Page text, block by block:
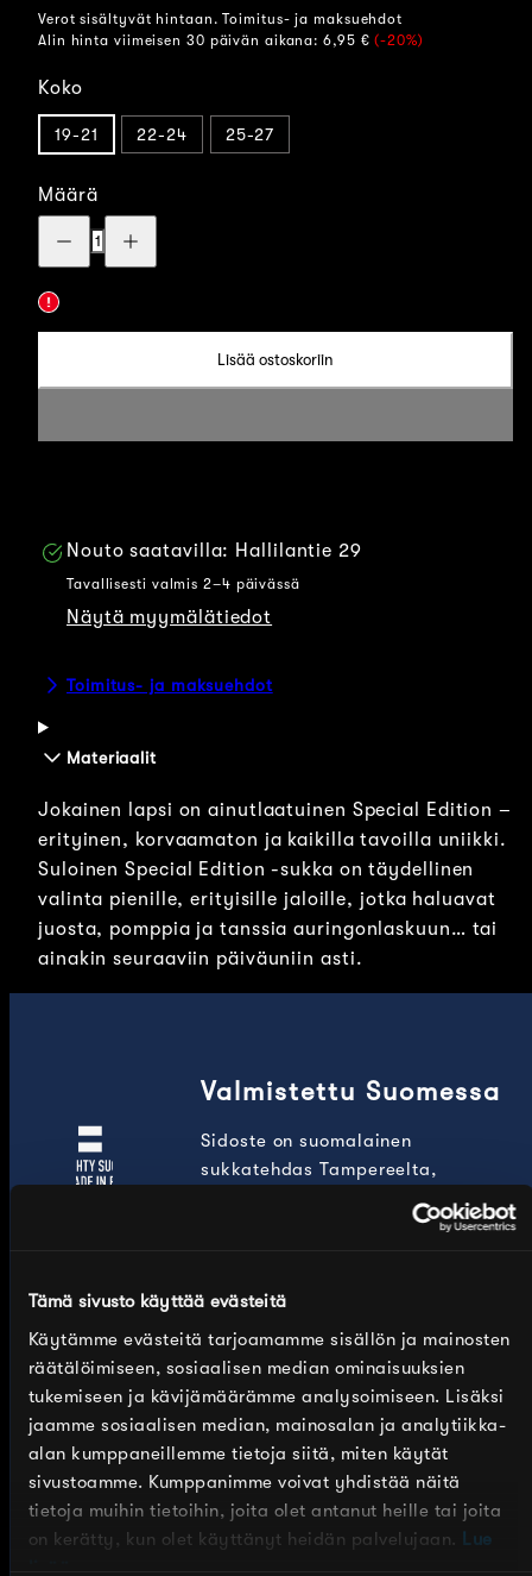
Tämä sivusto käyttää evästeitä
Käytämme evästeitä tarjoamamme sisällön ja mainosten
räätälöimiseen, sosiaalisen median ominaisuuksien
tukemiseen ja kävijämäärämme analysoimiseen. Lisäksi
jaamme sosiaalisen median, mainosalan ja analytiikka-
alan kumppaneillemme tietoja siitä, miten käytät
sivustoamme. Kumppanimme voivat yhdistää näitä
tietoja muihin tietoihin, joita olet antanut heille tai joita
on kerätty, kun olet käyttänyt heidän palvelujaan. Lue
Verot sisältyvät hintaan. Toimitus- ja maksuehdot
Alin hinta viimeisen 30 päivän aikana:6,95 € (-20%)
Koko
19-21 22-24 25-27
Määrä
Vähennä
määrää:
Special
-
lasten
luomupuuvillasukka
määrää:
Special
luomupuuvillasukka
Lisää ostoskoriin
Nouto saatavilla: Hallilantie 29
Tavallisesti valmis 2–4 päivässä
Näytä myymälätiedot
Toimitus- ja maksuehdot
Materiaalit
Jokainen lapsi on ainutlaatuinen Special Edition –
erityinen, korvaamaton ja kaikilla tavoilla uniikki.
Suloinen Special Edition -sukka on täydellinen
valinta pienille, erityisille jaloille, jotka haluavat
juosta, pomppia ja tanssia auringonlaskuun… tai
ainakin seuraaviin päiväuniin asti.
Valmistettu Suomessa
Sidoste on suomalainen
sukkatehdas Tampereelta,
perustettu 1945. Sukkamme
suunnitellaan ja valmistetaan
Luomupuuvilla
62% Luomupuuvilla, 34%